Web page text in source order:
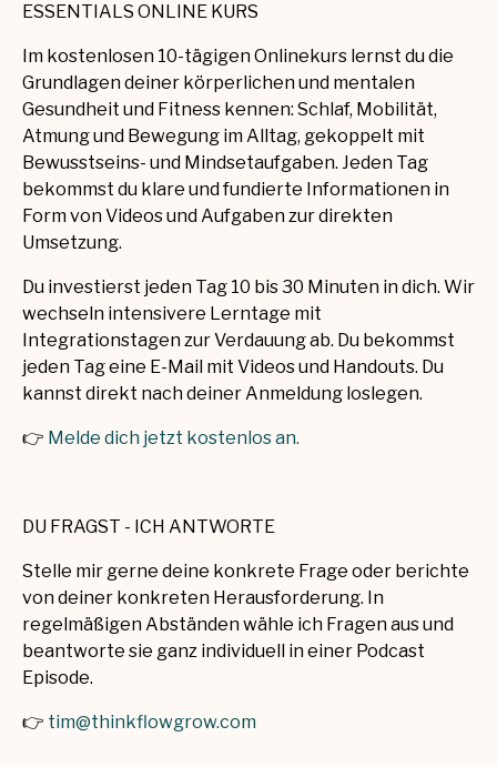
ESSENTIALS ONLINE KURS
Im kostenlosen 10-tägigen Onlinekurs lernst du die
Grundlagen deiner körperlichen und mentalen
Gesundheit und Fitness kennen: Schlaf, Mobilität,
Atmung und Bewegung im Alltag, gekoppelt mit
Bewusstseins- und Mindsetaufgaben. Jeden Tag
bekommst du klare und fundierte Informationen in
Form von Videos und Aufgaben zur direkten
Umsetzung.
Du investierst jeden Tag 10 bis 30 Minuten in dich. Wir
wechseln intensivere Lerntage mit
Integrationstagen zur Verdauung ab. Du bekommst
jeden Tag eine E-Mail mit Videos und Handouts. Du
kannst direkt nach deiner Anmeldung loslegen.
👉 Melde dich jetzt kostenlos an.
DU FRAGST - ICH ANTWORTE
Stelle mir gerne deine konkrete Frage oder berichte
von deiner konkreten Herausforderung. In
regelmäßigen Abständen wähle ich Fragen aus und
beantworte sie ganz individuell in einer Podcast
Episode.
👉 tim@thinkflowgrow.com